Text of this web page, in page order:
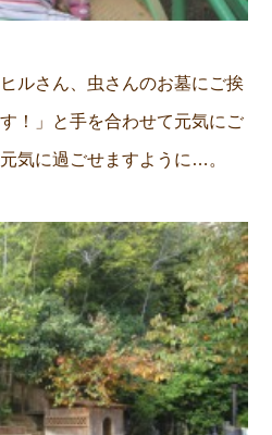
ルさん、虫さんのお墓にご挨
！」と手を合わせて元気にご
気に過ごせますように…。